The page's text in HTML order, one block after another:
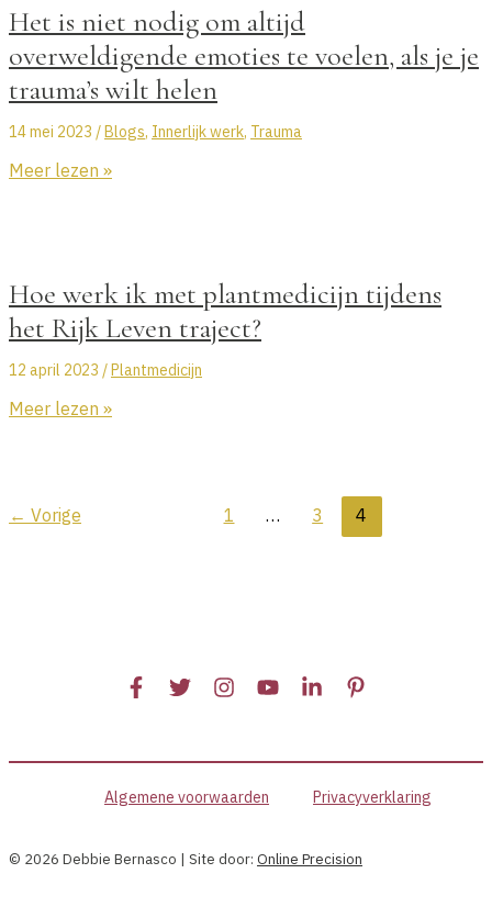
leven
en
ondernemerschap?
Het is niet nodig om altijd
overweldigende emoties te voelen, als je je
trauma’s wilt helen
14 mei 2023 /Blogs, Innerlijk werk, Trauma
Het
altijd
overweldigende
emoties
te
voelen,
als
wilt
Meer lezen »
Hoe werk ik met plantmedicijn tijdens
het Rijk Leven traject?
12 april 2023 /Plantmedicijn
Hoe
plantmedicijn
Meer lezen »
← Vorige 1 … 3 4
Algemene voorwaarden Privacyverklaring
© 2026 Debbie Bernasco | Site door: Online Precision